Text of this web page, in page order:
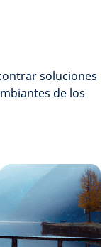
soluciones
de los